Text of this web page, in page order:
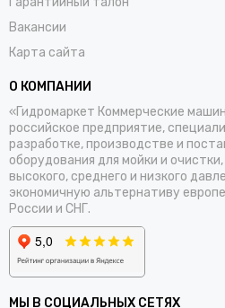
Вакансии
Карта сайта
О КОМПАНИИ
«Гидромаркет Коммерческие
российское предприятие,
разработке, производстве и
оборудования для мойки и
высокого, среднего и низкого
экономичную альтернативу
России и СНГ.
МЫ В СОЦИАЛЬНЫХ СЕТЯХ